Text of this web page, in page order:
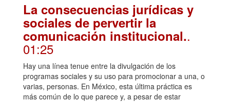
La consecuencias jurídicas y
sociales de pervertir la
comunicación institucional..
01:25
Hay una línea tenue entre la divulgación de los
programas sociales y su uso para promocionar a una, o
varias, personas. En México, esta última práctica es
más común de lo que parece y, a pesar de estar